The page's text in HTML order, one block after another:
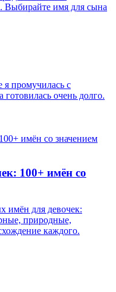
Выбирайте имя для сына
промучилась с
очень долго.
100+ имён со
имён для девочек:
природные,
каждого.